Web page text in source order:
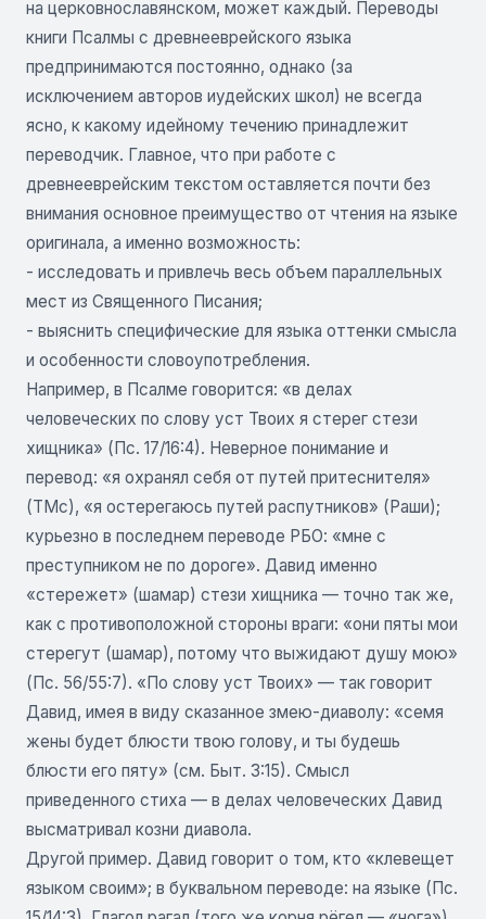
на церковнославянском, может каждый. Переводы
книги Псалмы с древнееврейского языка
предпринимаются постоянно, однако (за
исключением авторов иудейских школ) не всегда
ясно, к какому идейному течению принадлежит
переводчик. Главное, что при работе с
древнееврейским текстом оставляется почти без
внимания основное преимущество от чтения на языке
оригинала, а именно возможность:
- исследовать и привлечь весь объем параллельных
мест из Священного Писания;
- выяснить специфические для языка оттенки смысла
и особенности словоупотребления.
Например, в Псалме говорится: «в делах
человеческих по слову уст Твоих я стерег стези
хищника» (Пс. 17/16:4). Неверное понимание и
перевод: «я охранял себя от путей притеснителя»
(ТМс), «я остерегаюсь путей распутников» (Раши);
курьезно в последнем переводе РБО: «мне с
преступником не по дороге». Давид именно
«стережет» (шамар) стези хищника — точно так же,
как с противоположной стороны враги: «они пяты мои
стерегут (шамар), потому что выжидают душу мою»
(Пс. 56/55:7). «По слову уст Твоих» — так говорит
Давид, имея в виду сказанное змею-диаволу: «семя
жены будет блюсти твою голову, и ты будешь
блюсти его пяту» (см. Быт. 3:15). Смысл
приведенного стиха — в делах человеческих Давид
высматривал козни диавола.
Другой пример. Давид говорит о том, кто «клевещет
языком своим»; в буквальном переводе: на языке (Пс.